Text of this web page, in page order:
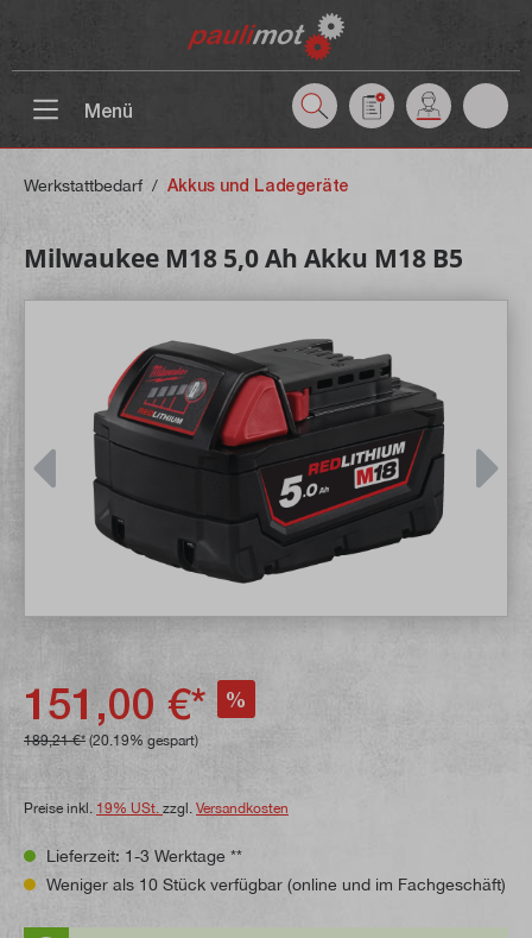
Menü
Werkstattbedarf / Akkus und Ladegeräte
Milwaukee M18 5,0 Ah Akku M18 B5
151,00 €* %
189,21 €* (20.19% gespart)
Preise inkl. 19% USt. zzgl. Versandkosten
Lieferzeit: 1-3 Werktage **
Weniger als 10 Stück verfügbar (online und im Fachgeschäft)